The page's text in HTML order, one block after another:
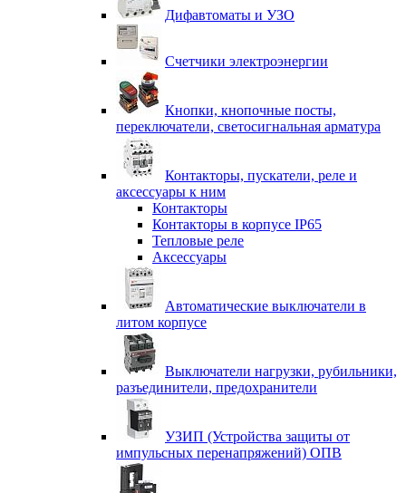
Дифавтоматы и УЗО
Счетчики электроэнергии
Кнопки, кнопочные посты,
переключатели, светосигнальная арматура
Контакторы, пускатели, реле и
аксессуары к ним
Контакторы
Контакторы в корпусе IP65
Тепловые реле
Аксессуары
Автоматические выключатели в
литом корпусе
Выключатели нагрузки, рубильники,
разъединители, предохранители
УЗИП (Устройства защиты от
импульсных перенапряжений) ОПВ